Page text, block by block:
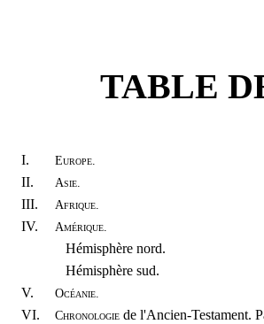
TABLE
I. Europe.
II. Asie.
III. Afrique.
IV. Amérique.
Hémisphère nord.
Hémisphère sud.
V.
Océanie.
VI. Chronologie de l'Ancien-Testament.